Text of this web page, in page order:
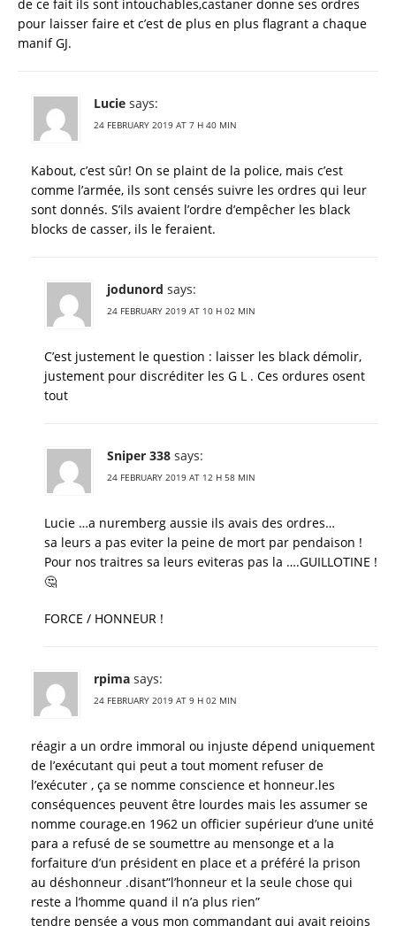
de ce fait ils sont intouchables,castaner donne ses ordres
pour laisser faire et c’est de plus en plus flagrant a chaque
manif GJ.
Lucie says:
24 FEBRUARY 2019 AT 7 H 40 MIN
Kabout, c’est sûr! On se plaint de la police, mais c’est
comme l’armée, ils sont censés suivre les ordres qui leur
sont donnés. S’ils avaient l’ordre d’empêcher les black
blocks de casser, ils le feraient.
jodunord says:
24 FEBRUARY 2019 AT 10 H 02 MIN
C’est justement le question : laisser les black démolir,
justement pour discréditer les G L . Ces ordures osent
tout
Sniper 338 says:
24 FEBRUARY 2019 AT 12 H 58 MIN
Lucie …a nuremberg aussie ils avais des ordres…
sa leurs a pas eviter la peine de mort par pendaison !
Pour nos traitres sa leurs eviteras pas la ….GUILLOTINE !
🤔
FORCE / HONNEUR !
rpima says:
24 FEBRUARY 2019 AT 9 H 02 MIN
réagir a un ordre immoral ou injuste dépend uniquement
de l’exécutant qui peut a tout moment refuser de
l’exécuter , ça se nomme conscience et honneur.les
conséquences peuvent être lourdes mais les assumer se
nomme courage.en 1962 un officier supérieur d’une unité
para a refusé de se soumettre au mensonge et a la
forfaiture d’un président en place et a préféré la prison
au déshonneur .disant”l’honneur et la seule chose qui
reste a l’homme quand il n’a plus rien”
tendre pensée a vous mon commandant qui avait rejoins